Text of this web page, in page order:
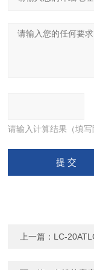
请输入计算结果（填
上一篇： LC-